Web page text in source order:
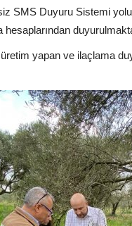
SMS Duyuru Sistemi
yapan ve ilaçlama